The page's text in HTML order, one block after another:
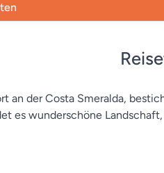
an der Costa Smeralda,
es wunderschöne